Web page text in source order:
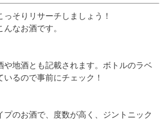
そりリサーチしましょう！
なお酒です。
や地酒とも記載されます。ボトルのラベ
るので事前にチェック！
のお酒で、度数が高く、ジントニック